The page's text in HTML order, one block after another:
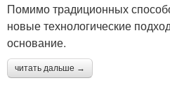
Помимо традиционных
новые технологические
основание.
читать дальше →